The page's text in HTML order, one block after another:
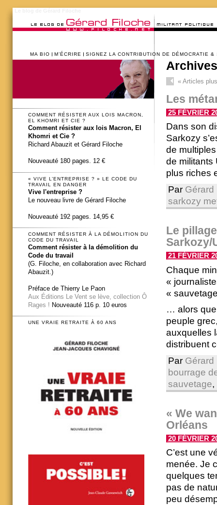
MA BIO M’ÉCRIRE SIGNEZ LA CONTRIBUTION DE DÉMOCRATIE &
«Articles
Les
25 FÉVRIER
Dans son
Sarkozy
de
de militants
plus riches
Par Gérard
sarkozy
Le
Sarkozy/
21 FÉVRIER
Chaque
«
«
… alors que
peuple
auxquelles
distribuent
Par Gérard
bourrage
sauvetage,
« We
Orléans
20 FÉVRIER
C’est une
menée. Je
quelques
pas de
peu
COMMENT RÉSISTER AUX LOIS MACRON,
EL KHOMRI ET CIE ?
Comment résister aux lois Macron, El
Khomri et Cie ?
Richard Abauzit et Gérard Filoche
Nouveauté 180 pages. 12 €
« VIVE L’ENTREPRISE ? » LE CODE DU
TRAVAIL EN DANGER
Vive l'entreprise ?
Le nouveau livre de Gérard Filoche
Nouveauté 192 pages. 14,95 €
COMMENT RÉSISTER À LA DÉMOLITION DU
CODE DU TRAVAIL
Comment résister à la démolition du
Code du travail
(G. Filoche, en collaboration avec Richard
Abauzit.)
Préface de Thierry Le Paon
Aux Éditions Le Vent se lève, collection Ô
Rages ! Nouveauté 116 p. 10 euros
UNE VRAIE RETRAITE À 60 ANS